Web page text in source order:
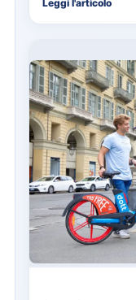
soprattutto…
Leggi l'articolo